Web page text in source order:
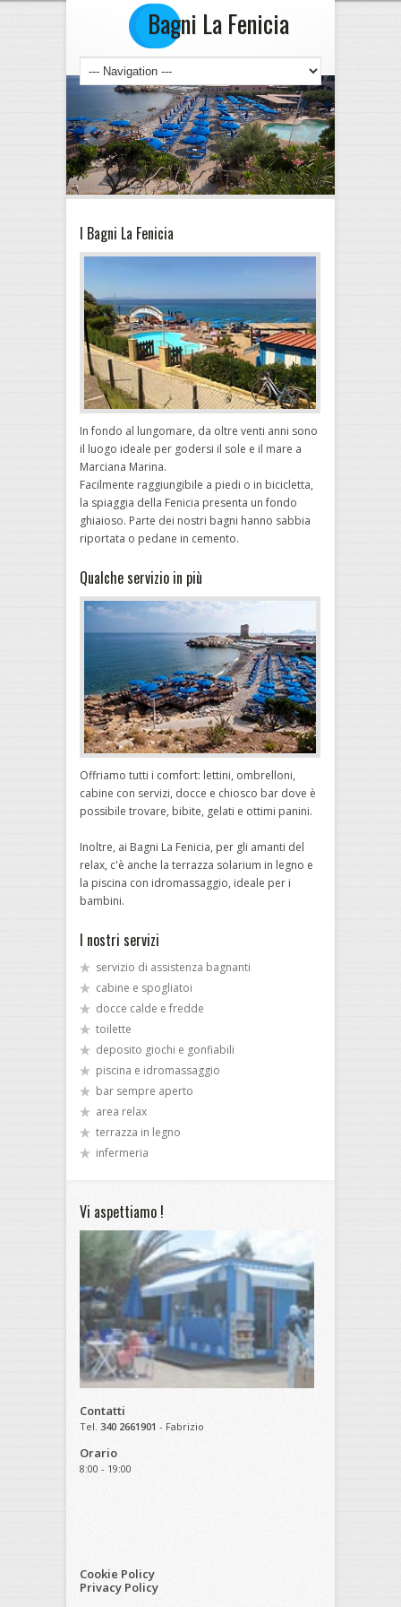
Bagni La Fenicia
I Bagni La Fenicia
In fondo al lungomare, da oltre venti anni sono
il luogo ideale per godersi il sole e il mare a
Marciana Marina.
Facilmente raggiungibile a piedi o in bicicletta,
la spiaggia della Fenicia presenta un fondo
ghiaioso. Parte dei nostri bagni hanno sabbia
riportata o pedane in cemento.
Qualche servizio in più
Offriamo tutti i comfort: lettini, ombrelloni,
cabine con servizi, docce e chiosco bar dove è
possibile trovare, bibite, gelati e ottimi panini.
Inoltre, ai Bagni La Fenicia, per gli amanti del
relax, c'è anche la terrazza solarium in legno e
la piscina con idromassaggio, ideale per i
bambini.
I nostri servizi
servizio di assistenza bagnanti
cabine e spogliatoi
docce calde e fredde
toilette
deposito giochi e gonfiabili
piscina e idromassaggio
bar sempre aperto
area relax
terrazza in legno
infermeria
Vi aspettiamo !
Contatti
Tel. 340 2661901 - Fabrizio
Orario
8:00 - 19:00
Cookie Policy
Privacy Policy